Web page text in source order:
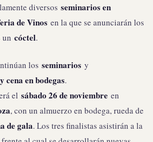
diversos seminarios en
de Vinos en la que se anunciarán los
un cóctel.
los seminarios y
cena en bodegas.
el sábado 26 de noviembre en
, con un almuerzo en bodega, rueda de
de gala. Los tres finalistas asistirán a la